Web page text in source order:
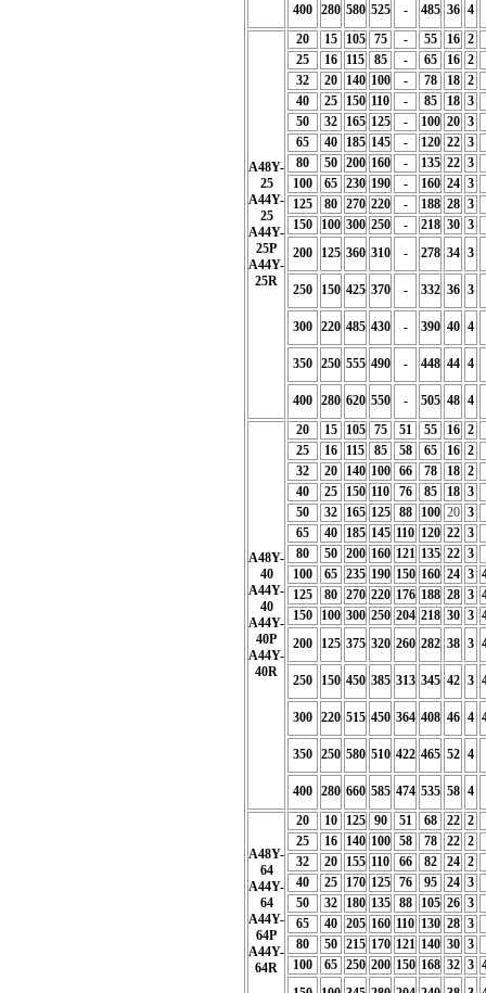
400 280 580 525 - 485 36 4
A48Y-
25
A44Y-
25
A44Y-
25P
A44Y-
25R
20 15 105 75 - 55 16 2
25
16 115 85 - 65 16 2
32
20 140 100 - 78 18 2
40
25 150 110 - 85 18 3
50
32 165 125 - 100 20 3
65
40 185 145 - 120 22 3
80
50 200 160 - 135 22 3
100
65 230 190 - 160 24 3
125
80 270 220 - 188 28 3
150
100 300 250 - 218 30 3
200
125 360 310 - 278 34 3
250 150 425 370 - 332 36 3
300 220 485 430 - 390 40 4
350 250 555 490 - 448 44 4
400 280 620 550 - 505 48 4
A48Y-
40
A44Y-
40
A44Y-
40P
A44Y-
40R
20 15 105 75 51 55 16 2
25
16 115 85 58 65 16 2
32
20 140 100 66 78 18 2
40
25 150 110 76 85 18 3
50
32 165 125 88 100 20 3
65
40 185 145 110 120 22 3
80
50 200 160 121 135 22 3
100
65 235 190 150 160 24 3
125
80 270 220 176 188 28 3
150
100 300 250 204 218 30 3
200
125 375 320 260 282 38 3
250 150 450 385 313 345 42 3
300 220 515 450 364 408 46 4
350 250 580 510 422 465 52 4
400 280 660 585 474 535 58 4
A48Y-
64
A44Y-
64
A44Y-
64P
A44Y-
64R
20 10 125 90 51 68 22 2
25
16 140 100 58 78 22 2
32
20 155 110 66 82 24 2
40
25 170 125 76 95 24 3
50
32 180 135 88 105 26 3
65
40 205 160 110 130 28 3
80
50 215 170 121 140 30 3
100
65 250 200 150 168 32 3